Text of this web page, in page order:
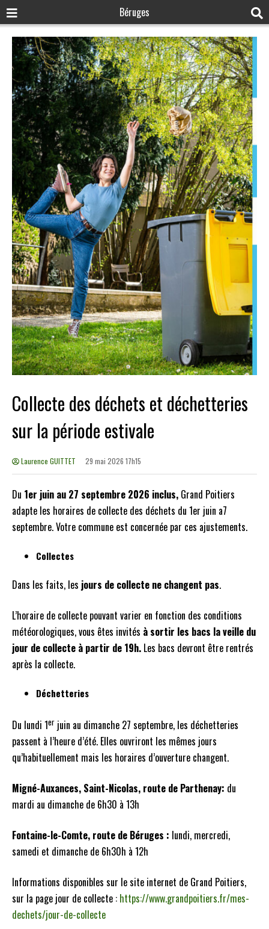
Béruges
Collecte des déchets et déchetteries
sur la période estivale
Laurence GUITTET 29 mai 2026 17h15
Du 1er juin au 27 septembre 2026 inclus, Grand Poitiers
adapte les horaires de collecte des déchets du 1er juin a7
septembre. Votre commune est concernée par ces ajustements.
Collectes
Dans les faits, les jours de collecte ne changent pas.
L’horaire de collecte pouvant varier en fonction des conditions
météorologiques, vous êtes invités à sortir les bacs la veille du
jour de collecte à partir de 19h. Les bacs devront être rentrés
après la collecte.
Déchetteries
Du lundi 1er juin au dimanche 27 septembre, les déchetteries
passent à l’heure d’été. Elles ouvriront les mêmes jours
qu’habituellement mais les horaires d’ouverture changent.
Migné-Auxances, Saint-Nicolas, route de Parthenay: du
mardi au dimanche de 6h30 à 13h
Fontaine-le-Comte, route de Béruges : lundi, mercredi,
samedi et dimanche de 6h30h à 12h
Informations disponibles sur le site internet de Grand Poitiers,
sur la page jour de collecte : https://www.grandpoitiers.fr/mes-
dechets/jour-de-collecte